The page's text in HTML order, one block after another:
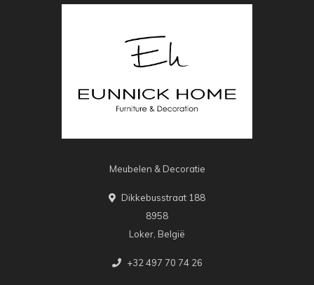
Meubelen & Decoratie
Dikkebusstraat 188
8958
Loker, België
+32 497 70 74 26